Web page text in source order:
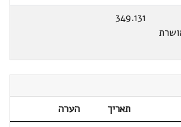
349.131
תאריך
הערה